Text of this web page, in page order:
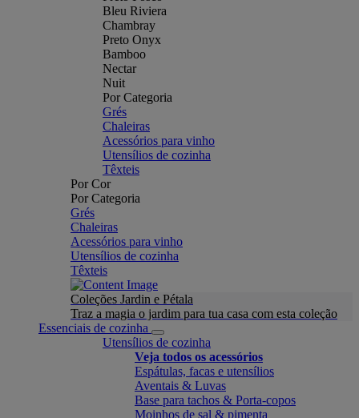
Bleu Riviera
Chambray
Preto Onyx
Bamboo
Nectar
Nuit
Por Categoria
Grés
Chaleiras
Acessórios para vinho
Utensílios de cozinha
Têxteis
Por Cor
Por Categoria
Grés
Chaleiras
Acessórios para vinho
Utensílios de cozinha
Têxteis
Coleções Jardin e Pétala
Traz a magia o jardim para tua casa com esta coleção
Essenciais de cozinha
Utensílios de cozinha
Veja todos os acessórios
Espátulas, facas e utensílios
Aventais & Luvas
Base para tachos & Porta-copos
Moinhos de sal & pimenta